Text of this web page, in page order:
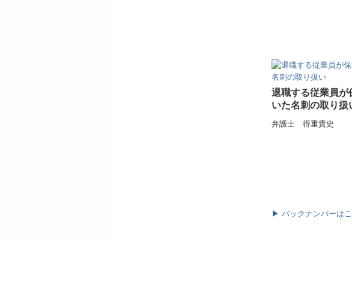
退職する従業員が
いた名刺の取り扱
弁護士 得重貴史
▶ バックナンバーは